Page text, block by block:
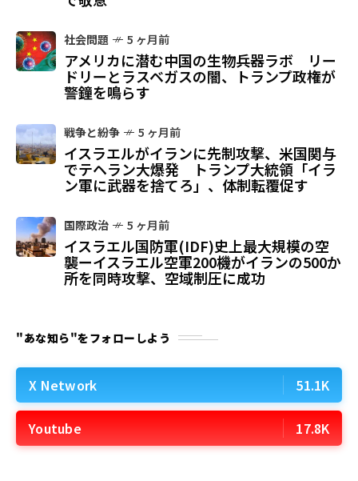
社会問題 5 ヶ月前
アメリカに潜む中国の生物兵器ラボ リー
ドリーとラスベガスの闇、トランプ政権が
警鐘を鳴らす
戦争と紛争 5 ヶ月前
イスラエルがイランに先制攻撃、米国関与
でテヘラン大爆発 トランプ大統領「イラ
ン軍に武器を捨てろ」、体制転覆促す
国際政治 5 ヶ月前
イスラエル国防軍(IDF)史上最大規模の空
襲ーイスラエル空軍200機がイランの500か
所を同時攻撃、空域制圧に成功
"あな知ら"をフォローしよう
X Network 51.1K
Youtube 17.8K